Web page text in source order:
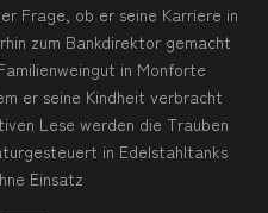
Frage, ob er seine Karriere in
zum Bankdirektor gemacht
in Monforte
er seine Kindheit verbracht
Lese werden die Trauben
in Edelstahltanks
Einsatz